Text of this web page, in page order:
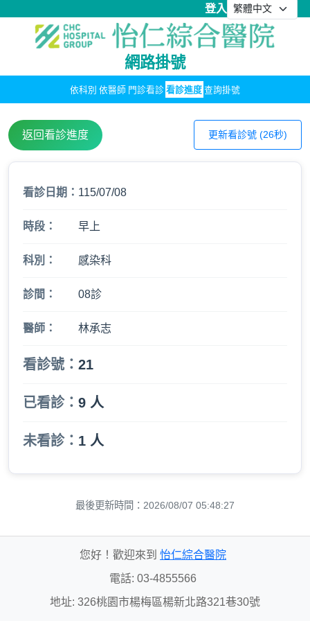
登入
網路掛號
依科別 依醫師 門診看診 看診進度 查詢掛號
返回看診進度 更新看診號 (26秒)
看診日期： 115/07/08
時段： 早上
科別： 感染科
診間： 08診
醫師： 林承志
看診號： 21
已看診： 9 人
未看診： 1 人
最後更新時間：2026/08/07 05:48:27
您好！歡迎來到 怡仁綜合醫院
電話: 03-4855566
地址: 326桃園市楊梅區楊新北路321巷30號